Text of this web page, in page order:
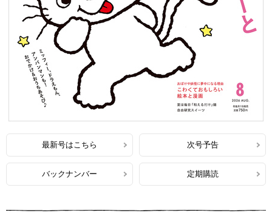
最新号はこちら 次号予告
バックナンバー 定期購読